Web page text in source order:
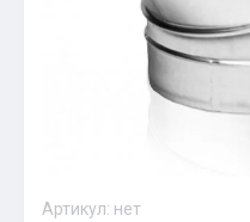
Артикул: нет